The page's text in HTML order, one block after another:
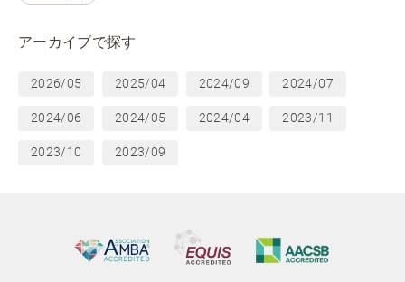
アーカイブで探す
2026/05 2025/04 2024/09 2024/07
2024/06 2024/05 2024/04 2023/11
2023/10 2023/09